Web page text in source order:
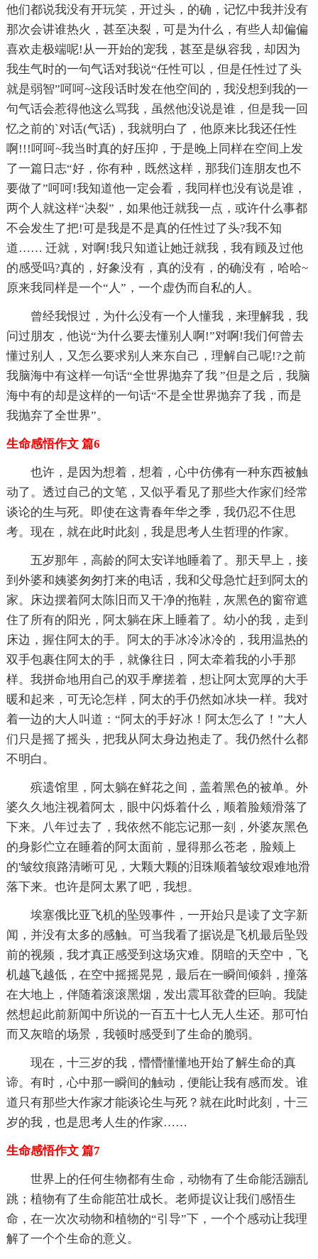
他们都说我没有开玩笑，开过头，的确，记忆中我并没有
那次会讲谁热火，甚至决裂，可是为什么，有些人却偏偏
喜欢走极端呢!从一开始的宠我，甚至是纵容我，却因为
我生气时的一句气话对我说“任性可以，但是任性过了头
就是弱智”呵呵~这段话时发在他空间的，我没想到我的一
句气话会惹得他这么骂我，虽然他没说是谁，但是我一回
忆之前的`对话(气话)，我就明白了，他原来比我还任性
啊!!!呵呵~我当时真的好压抑，于是晚上同样在空间上发
了一篇日志“好，你有种，既然这样，那我们连朋友也不
要做了”呵呵!我知道他一定会看，我同样也没有说是谁，
两个人就这样“决裂”，如果他迁就我一点，或许什么事都
不会发生了把!可是我是不是真的任性过了头?我不知
道…… 迁就，对啊!我只知道让她迁就我，我有顾及过他
的感受吗?真的，好象没有，真的没有，的确没有，哈哈~
原来我同样是一个“人”，一个虚伪而自私的人。
曾经我恨过，为什么没有一个人懂我，来理解我，我
问过朋友，他说“为什么要去懂别人啊!”对啊!我们何曾去
懂过别人，又怎么要求别人来东自己，理解自己呢!?之前
我脑海中有这样一句话“全世界抛弃了我 ”但是之后，我脑
海中有的却是这样的一句话“不是全世界抛弃了我，而是
我抛弃了全世界”。
生命感悟作文 篇6
也许，是因为想着，想着，心中仿佛有一种东西被触
动了。透过自己的文笔，又似乎看见了那些大作家们经常
谈论的生与死。即使在这青春年华之季，我仍忍不住思
考。现在，就在此时此刻，我是思考人生哲理的作家。
五岁那年，高龄的阿太安详地睡着了。那天早上，接
到外婆和姨婆匆匆打来的电话，我和父母急忙赶到阿太的
家。床边摆着阿太陈旧而又干净的拖鞋，灰黑色的窗帘遮
住了所有的阳光，阿太躺在床上睡着了。幼小的我，走到
床边，握住阿太的手。阿太的手冰冷冰冷的，我用温热的
双手包裹住阿太的手，就像往日，阿太牵着我的小手那
样。我拼命地用自己的双手摩搓着，想让阿太宽厚的大手
暖和起来，可无论怎样，阿太的手仍然如冰块一样。我对
着一边的大人叫道：“阿太的手好冰！阿太怎么了！”大人
们只是摇了摇头，把我从阿太身边抱走了。我仍然什么都
不明白。
殡遗馆里，阿太躺在鲜花之间，盖着黑色的被单。外
婆久久地注视着阿太，眼中闪烁着什么，顺着脸颊滑落了
下来。八年过去了，我依然不能忘记那一刻，外婆灰黑色
的身影伫立在睡着的阿太面前，显得那么苍老，脸颊上
的'皱纹痕路清晰可见，大颗大颗的泪珠顺着皱纹艰难地滑
落下来。也许是阿太累了吧，我想。
埃塞俄比亚飞机的坠毁事件，一开始只是读了文字新
闻，并没有太多的感触。可当我看了据说是飞机最后坠毁
前的视频，我才真正感受到这场灾难。阴暗的天空中，飞
机越飞越低，在空中摇摇晃晃，最后在一瞬间倾斜，撞落
在大地上，伴随着滚滚黑烟，发出震耳欲聋的巨响。我陡
然想起此前新闻中所说的一百五十七人无人生还。那可怕
而又灰暗的场景，我顿时感受到了生命的脆弱。
现在，十三岁的我，懵懵懂懂地开始了解生命的真
谛。有时，心中那一瞬间的触动，便能让我有感而发。谁
道只有那些大作家才能谈论生与死？就在此时此刻，十三
岁的我，也是思考人生的作家……
生命感悟作文 篇7
世界上的任何生物都有生命，动物有了生命能活蹦乱
跳；植物有了生命能茁壮成长。老师提议让我们感悟生
命，在一次次动物和植物的“引导”下，一个个感动让我理
解了一个个生命的意义。